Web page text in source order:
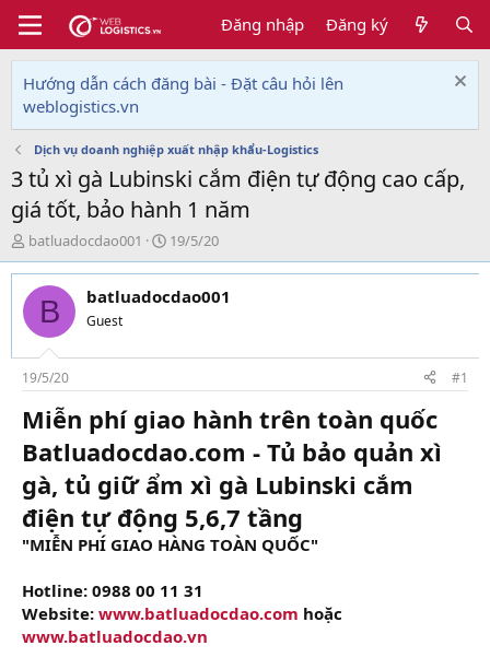
Đăng nhập Đăng ký
Hướng dẫn cách đăng bài - Đặt câu hỏi lên
weblogistics.vn
Dịch vụ doanh nghiệp xuất nhập khẩu-Logistics
3 tủ xì gà Lubinski cắm điện tự động cao cấp,
giá tốt, bảo hành 1 năm
T
h
r
e
d
s
t
a
r
e
batluadocdao001
N
g
à
y
i
19/5/20
B batluadocdao001
Guest
19/5/20 #1
Miễn phí giao hành trên toàn quốc
Batluadocdao.com - Tủ bảo quản xì
gà, tủ giữ ẩm xì gà Lubinski cắm
điện tự động 5,6,7 tầng
"MIỄN PHÍ GIAO HÀNG TOÀN QUỐC"
Hotline: 0988 00 11 31
Website: www.batluadocdao.com hoặc
www.batluadocdao.vn